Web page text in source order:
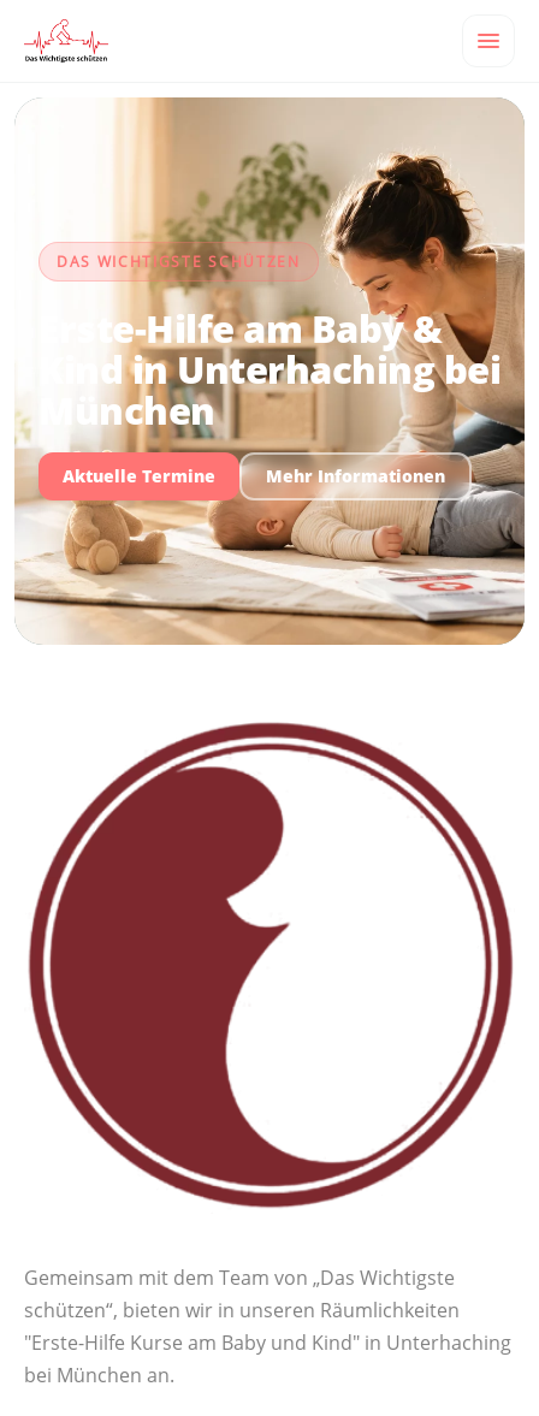
DAS WICHTIGSTE SCHÜTZEN
Erste-Hilfe am Baby &
Kind in Unterhaching bei
München
Aktuelle Termine Mehr Informationen
Gemeinsam mit dem Team von „Das Wichtigste
schützen“, bieten wir in unseren Räumlichkeiten
"Erste-Hilfe Kurse am Baby und Kind" in Unterhaching
bei München an.